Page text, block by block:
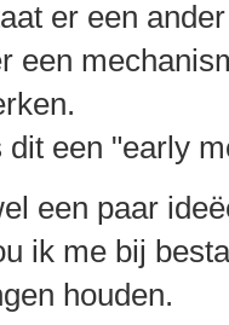
er een
een
dit een "early
een paar
ik me bij
houden.